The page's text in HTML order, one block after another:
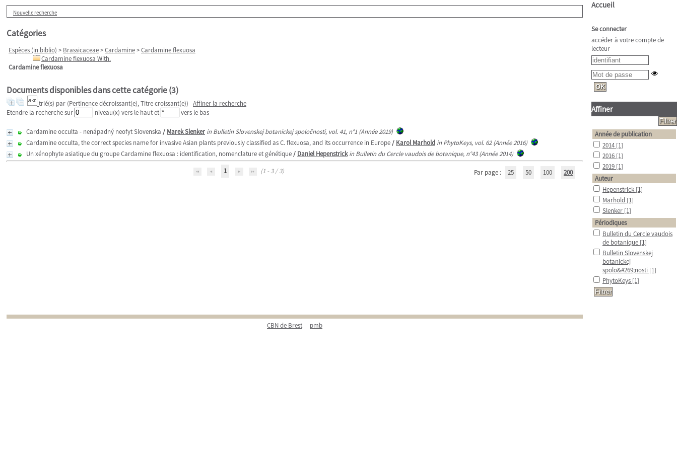
Nouvelle recherche
Catégories
Espèces (in biblio) > Brassicaceae>Cardamine>Cardamine flexuosa
Cardamine flexuosa With.
Cardamine flexuosa
Documents disponibles dans cette catégorie (3)
trié(s) par (Pertinence décroissant(e), Titre croissant(e)) Affiner la recherche
Etendre la recherche sur
niveau(x) vers le haut et vers le bas
Cardamine occulta - nenápadný neofyt Slovenska / Marek Slenker in Bulletin Slovenskej botanickej spoločnosti, vol. 41, n°1 (Année 2019)
Cardamine occulta, the correct species name for invasive Asian plants previously classified as C. flexuosa, and its occurrence in Europe/ Karol Marhold in PhytoKeys, vol. 62 (Année 2016)
Un xénophyte asiatique du groupe Cardamine flexuosa : identification, nomenclature et génétique/ Daniel Hepenstrick in Bulletin du Cercle vaudois de botanique, n°43 (Année 2014)
1
(1 - 3 / 3) Par page : 25 50 100 200
CBN de Brest pmb
Accueil
Se connecter
accéder à votre compte de
lecteur
Affiner
Année de publication
2014 [1]
2016 [1]
2019 [1]
Auteur
Hepenstrick [1]
Marhold [1]
Slenker [1]
Périodiques
Bulletin du Cercle vaudois
de botanique [1]
Bulletin Slovenskej
botanickej
spolo&#269;nosti [1]
PhytoKeys [1]